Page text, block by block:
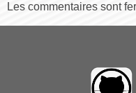
Les commentaires sont